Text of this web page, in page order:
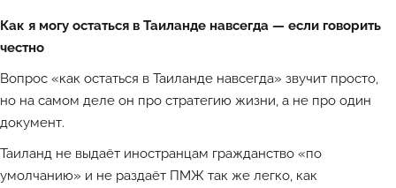
Как я могу остаться в Таиланде навсегда — если говорить
честно
Вопрос «как остаться в Таиланде навсегда» звучит просто,
но на самом деле он про стратегию жизни, а не про один
документ.
Таиланд не выдаёт иностранцам гражданство «по
умолчанию» и не раздаёт ПМЖ так же легко, как